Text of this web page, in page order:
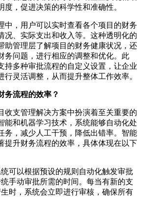
度，促进决策的科学性和准确性。
中，用户可以实时查看各个项目的财务
况、实际支出和收入等。这种透明化的
助管理层了解项目的财务健康状况，还
务问题，进行相应的调整和优化。此
持多种审批流程的自定义设置，让企业
行灵活调整，从而提升整体工作效率。
务流程的效率？
收支管理解决方案中扮演着至关重要的
能和机器学习技术，系统能够自动化处
务，减少人工干预，降低出错率。智能
提升财务流程的效率，具体体现在以下
统可以根据预设的规则自动化触发审批
手动审批所需的时间。每当有新的支
时，系统会立即进行审核，确保所有